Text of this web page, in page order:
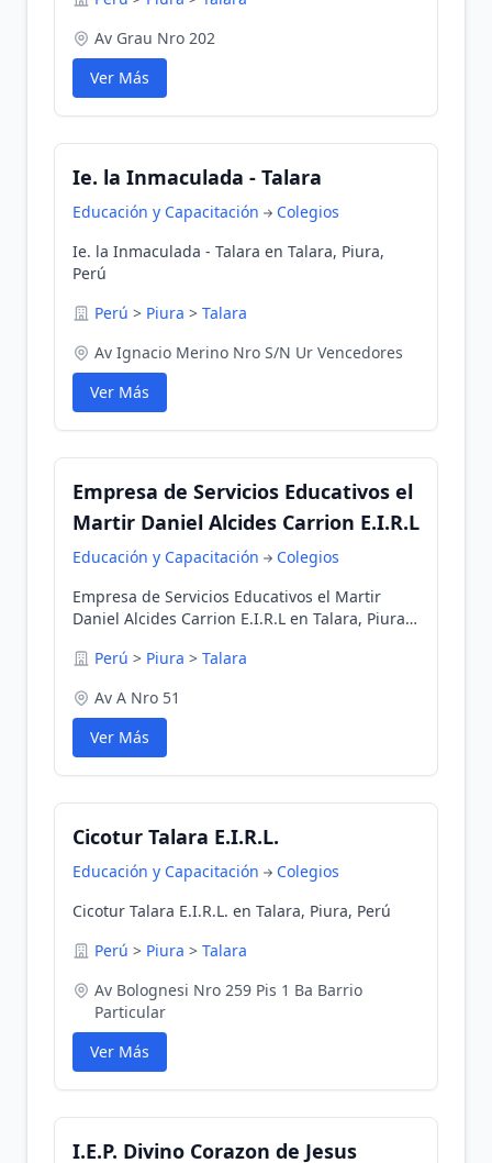
Av Grau Nro 202
Ver Más
Ie. la Inmaculada - Talara
Educación y Capacitación
Colegios
Ie. la Inmaculada - Talara en Talara, Piura,
Perú
Perú > Piura > Talara
Av Ignacio Merino Nro S/N Ur Vencedores
Ver Más
Empresa de Servicios Educativos el
Martir Daniel Alcides Carrion E.I.R.L
Educación y Capacitación
Colegios
Empresa de Servicios Educativos el Martir
Daniel Alcides Carrion E.I.R.L en Talara, Piura,
Perú > Piura > Talara
Av A Nro 51
Ver Más
Cicotur Talara E.I.R.L.
Educación y Capacitación
Colegios
Cicotur Talara E.I.R.L. en Talara, Piura, Perú
Perú > Piura > Talara
Av Bolognesi Nro 259 Pis 1 Ba Barrio
Particular
Ver Más
I.E.P. Divino Corazon de Jesus